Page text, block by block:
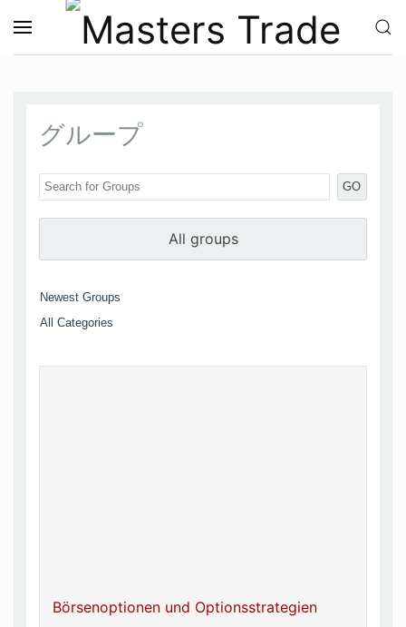
メインコンテンツへスキップ
グループ
GO
All groups
Börsenoptionen und Optionsstrategien